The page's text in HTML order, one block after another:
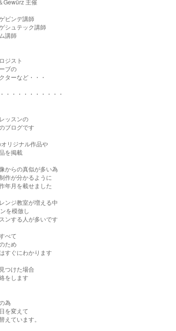
Gewürz 主催
ビンデ講師
シュテック講師
講師
ジスト
ブの
ターなど・・・
・・・・・・・・・・
ッスンの
ブログです
リジナル作品や
を掲載
からの真似が多い為
作が分かるように
年月を載せました
ンジ教室が増える中
を模倣し
ンする人が多いです
べて
ため
すぐにわかります
つけた場合
をします
為
を変えて
えています。